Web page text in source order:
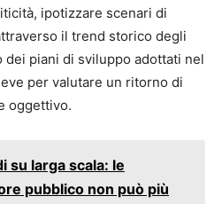
ipotizzare scenari di
il trend storico degli
dei piani di sviluppo adottati nel
per valutare un ritorno di
oggettivo.
su larga scala: le
pubblico non può più